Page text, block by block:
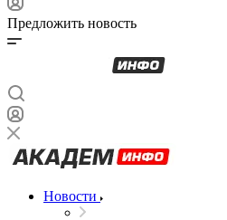
Предложить новость
Новости